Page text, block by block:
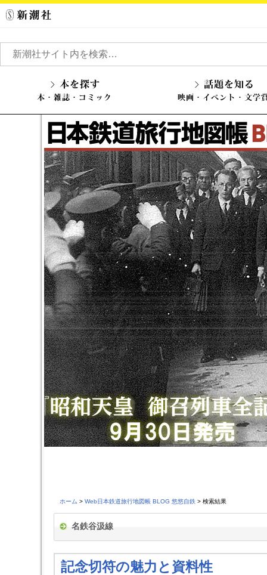
本を探す
本・雑誌・コミック
話題を知る
映画・イベント・文学
ホーム > Web日本鉄道旅行地図帳 BLOG 悠悠自鉄 > 検索結果
名鉄谷汲線
記念切符の魅力と資料性